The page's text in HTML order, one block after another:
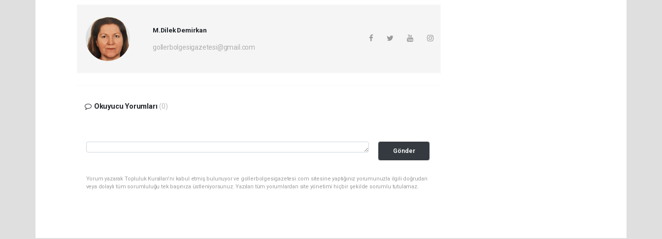
M.Dilek Demirkan
gollerbolgesigazetesi@gmail.com
Okuyucu Yorumları (0)
Gönder
Yorum yazarak Topluluk Kuralları’nı kabul etmiş bulunuyor ve gollerbolgesigazetesi.com sitesine yaptığınız yorumunuzla ilgili doğrudan
veya dolaylı tüm sorumluluğu tek başınıza üstleniyorsunuz. Yazılan tüm yorumlardan site yönetimi hiçbir şekilde sorumlu tutulamaz.